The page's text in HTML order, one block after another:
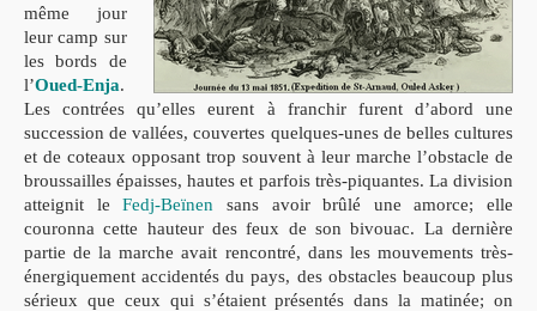
même jour
leur camp sur
les bords de
l’Oued-Enja.
Les contrées qu’elles eurent à franchir furent d’abord une
succession de vallées, couvertes quelques-unes de belles cultures
et de coteaux opposant trop souvent à leur marche l’obstacle de
broussailles épaisses, hautes et parfois très-piquantes. La division
atteignit leFedj-Beïnen sans avoir brûlé une amorce; elle
couronna cette hauteur des feux de son bivouac. La dernière
partie de la marche avait rencontré, dans les mouvements très-
énergiquement accidentés du pays, des obstacles beaucoup plus
sérieux que ceux qui s’étaient présentés dans la matinée; on